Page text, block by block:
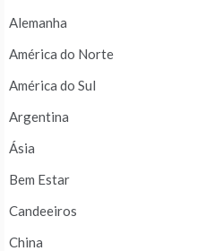
Alemanha
América do Norte
América do Sul
Argentina
Ásia
Bem Estar
Candeeiros
China